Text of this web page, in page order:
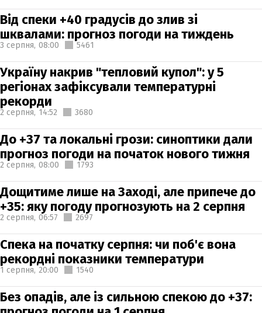
Від спеки +40 градусів до злив зі
шквалами: прогноз погоди на тиждень
3 серпня, 08:00 5461
Україну накрив "тепловий купол": у 5
регіонах зафіксували температурні
рекорди
2 серпня, 14:52 3680
До +37 та локальні грози: синоптики дали
прогноз погоди на початок нового тижня
2 серпня, 08:00 1793
Дощитиме лише на Заході, але припече до
+35: яку погоду прогнозують на 2 серпня
2 серпня, 06:57 2697
Спека на початку серпня: чи поб'є вона
рекордні показники температури
1 серпня, 20:00 1540
Без опадів, але із сильною спекою до +37: